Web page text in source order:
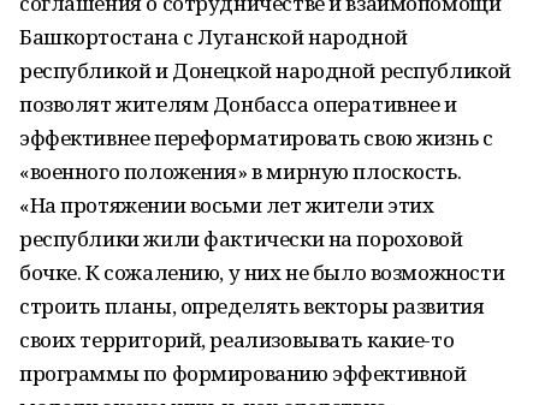
Башкортостана с Луганской народной
республикой и Донецкой народной республикой
позволят жителям Донбасса оперативнее и
эффективнее переформатировать свою жизнь с
«военного положения» в мирную плоскость.
«На протяжении восьми лет жители этих
республики жили фактически на пороховой
бочке. К сожалению, у них не было возможности
строить планы, определять векторы развития
своих территорий, реализовывать какие-то
программы по формированию эффективной